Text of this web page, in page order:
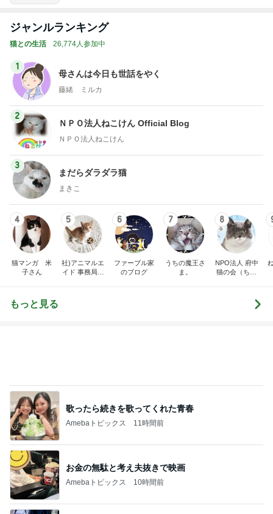
ジャンルランキング
猫との生活 26,774人参加中
1
母さんは今日も世話をやく
藤緒 ミルカ
2
ＮＰＯ法人ねこけん Official Blog
ＮＰＯ法人ねこけん
3
まだらダラダラ猫
まきこ
4
猫マンガ 米
子さん
5
社)アニマルエ
イド 事務局＆
6
ファーブル家
のブログ
7
うちの魔王さ
ま。
8
NPO法人 府中
猫の会（ちゅ
もっと見る
お金の無駄と考え夫抜きで映画
Amebaトピックス 10時間前
夫に隠れてこっそり続けた塾通い
Amebaトピックス 14時間前